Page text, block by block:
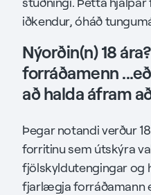
iðkendur, óháð
Nýorðin(n) 18
forráðamenn
að halda áfram
Þegar notandi verður
forritinu sem útskýra
fjölskyldutengingar og
fjarlægja forráðamann